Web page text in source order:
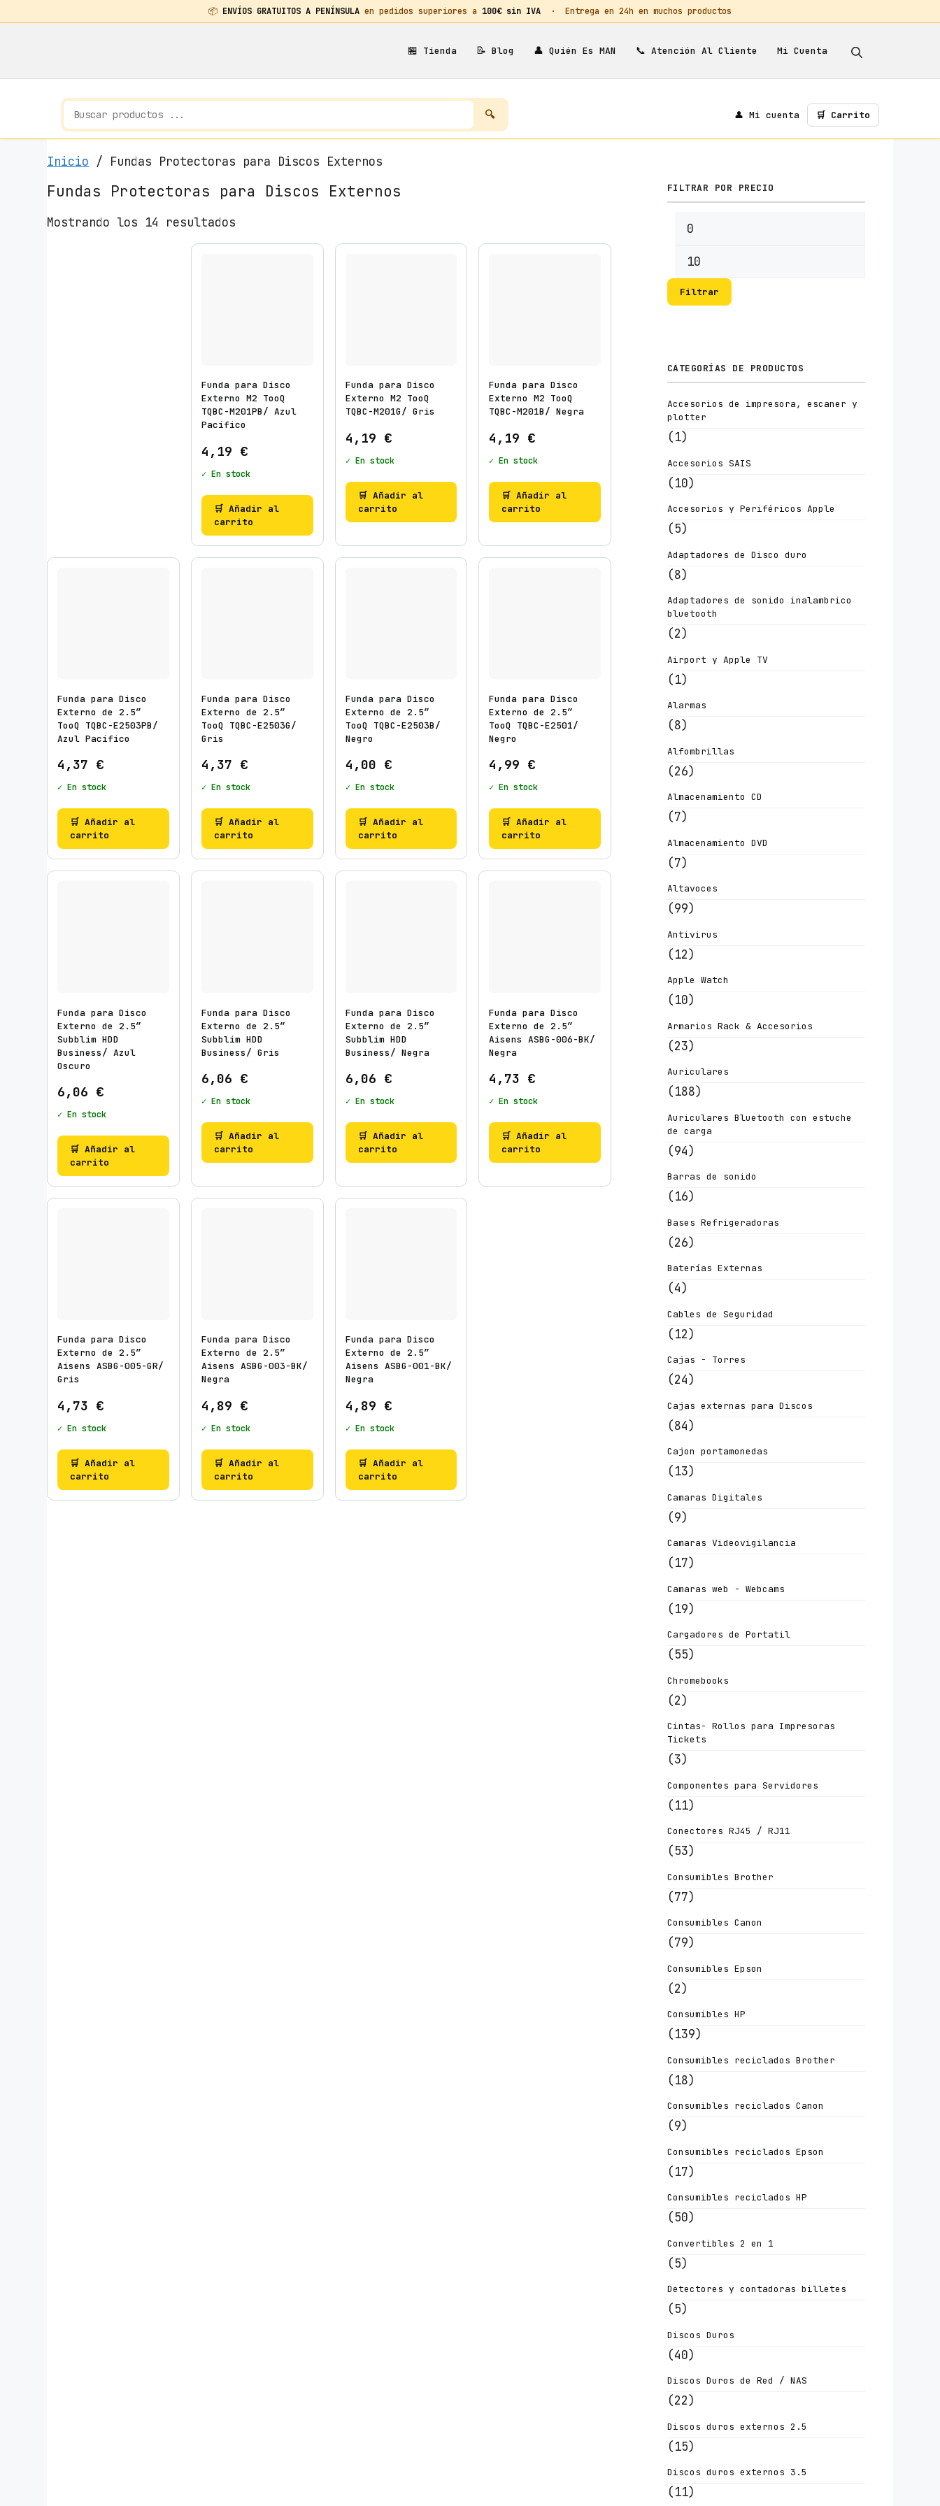
📦 ENVÍOS GRATUITOS A PENÍNSULA en pedidos superiores a 100€ sin IVA · Entrega en 24h en muchos productos
🏪 Tienda 📝 Blog 👤 Quién Es MAN 📞 Atención Al Cliente Mi Cuenta
👤 Mi cuenta 🛒 Carrito
Inicio / Fundas Protectoras para Discos Externos
Fundas Protectoras para Discos Externos
Mostrando los 14 resultados
r
l
o
s
t
i
m
o
Funda para Disco
Externo M2 TooQ
TQBC-M201PB/ Azul
Pacífico
4,19 €
✓ En stock
🛒 Añadir al
carrito
Funda para Disco
Externo M2 TooQ
TQBC-M201G/ Gris
4,19 €
✓ En stock
🛒 Añadir al
carrito
Funda para Disco
Externo M2 TooQ
TQBC-M201B/ Negra
4,19 €
✓ En stock
🛒 Añadir al
carrito
Funda para Disco
Externo de 2.5″
TooQ TQBC-E2503PB/
Azul Pacífico
4,37 €
✓ En stock
🛒 Añadir al
carrito
Funda para Disco
Externo de 2.5″
TooQ TQBC-E2503G/
Gris
4,37 €
✓ En stock
🛒 Añadir al
carrito
Funda para Disco
Externo de 2.5″
TooQ TQBC-E2503B/
Negro
4,00 €
✓ En stock
🛒 Añadir al
carrito
Funda para Disco
Externo de 2.5″
TooQ TQBC-E2501/
Negro
4,99 €
✓ En stock
🛒 Añadir al
carrito
Funda para Disco
Externo de 2.5″
Subblim HDD
Business/ Azul
Oscuro
6,06 €
✓ En stock
🛒 Añadir al
carrito
Funda para Disco
Externo de 2.5″
Subblim HDD
Business/ Gris
6,06 €
✓ En stock
🛒 Añadir al
carrito
Funda para Disco
Externo de 2.5″
Subblim HDD
Business/ Negra
6,06 €
✓ En stock
🛒 Añadir al
carrito
Funda para Disco
Externo de 2.5″
Aisens ASBG-006-BK/
Negra
4,73 €
✓ En stock
🛒 Añadir al
carrito
Funda para Disco
Externo de 2.5″
Aisens ASBG-005-GR/
Gris
4,73 €
✓ En stock
🛒 Añadir al
carrito
Funda para Disco
Externo de 2.5″
Aisens ASBG-003-BK/
Negra
4,89 €
✓ En stock
🛒 Añadir al
carrito
Funda para Disco
Externo de 2.5″
Aisens ASBG-001-BK/
Negra
4,89 €
✓ En stock
🛒 Añadir al
carrito
FILTRAR POR PRECIO
Precio
Filtrar
CATEGORÍAS DE PRODUCTOS
Accesorios de impresora, escaner y
plotter
(1)
Accesorios SAIS
(10)
Accesorios y Periféricos Apple
(5)
Adaptadores de Disco duro
(8)
Adaptadores de sonido inalambrico
bluetooth
(2)
Airport y Apple TV
(1)
Alarmas
(8)
Alfombrillas
(26)
Almacenamiento CD
(7)
Almacenamiento DVD
(7)
Altavoces
(99)
Antivirus
(12)
Apple Watch
(10)
Armarios Rack & Accesorios
(23)
Auriculares
(188)
Auriculares Bluetooth con estuche
de carga
(94)
Barras de sonido
(16)
Bases Refrigeradoras
(26)
Baterías Externas
(4)
Cables de Seguridad
(12)
Cajas - Torres
(24)
Cajas externas para Discos
(84)
Cajon portamonedas
(13)
Camaras Digitales
(9)
Camaras Videovigilancia
(17)
Camaras web - Webcams
(19)
Cargadores de Portatil
(55)
Chromebooks
(2)
Cintas- Rollos para Impresoras
Tickets
(3)
Componentes para Servidores
(11)
Conectores RJ45 / RJ11
(53)
Consumibles Brother
(77)
Consumibles Canon
(79)
Consumibles Epson
(2)
Consumibles HP
(139)
Consumibles reciclados Brother
(18)
Consumibles reciclados Canon
(9)
Consumibles reciclados Epson
(17)
Consumibles reciclados HP
(50)
Convertibles 2 en 1
(5)
Detectores y contadoras billetes
(5)
Discos Duros
(40)
Discos Duros de Red / NAS
(22)
Discos duros externos 2.5
(15)
Discos duros externos 3.5
(11)